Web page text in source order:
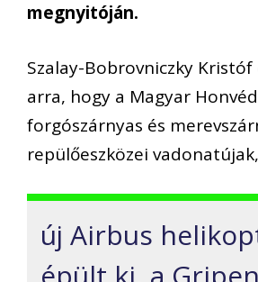
megnyitóján.
Szalay-Bobrovniczky
arra, hogy a Magyar
forgószárnyas és
repülőeszközei vadonatújak,
új Airbus